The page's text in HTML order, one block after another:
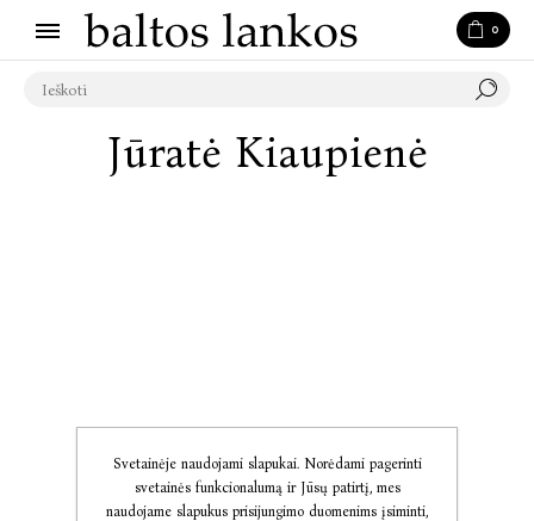
0
Jūratė Kiaupienė
Svetainėje naudojami slapukai. Norėdami pagerinti
svetainės funkcionalumą ir Jūsų patirtį, mes
naudojame slapukus prisijungimo duomenims įsiminti,